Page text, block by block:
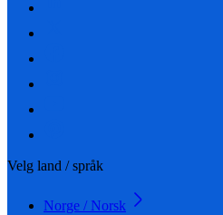
Velg land / språk
Norge / Norsk